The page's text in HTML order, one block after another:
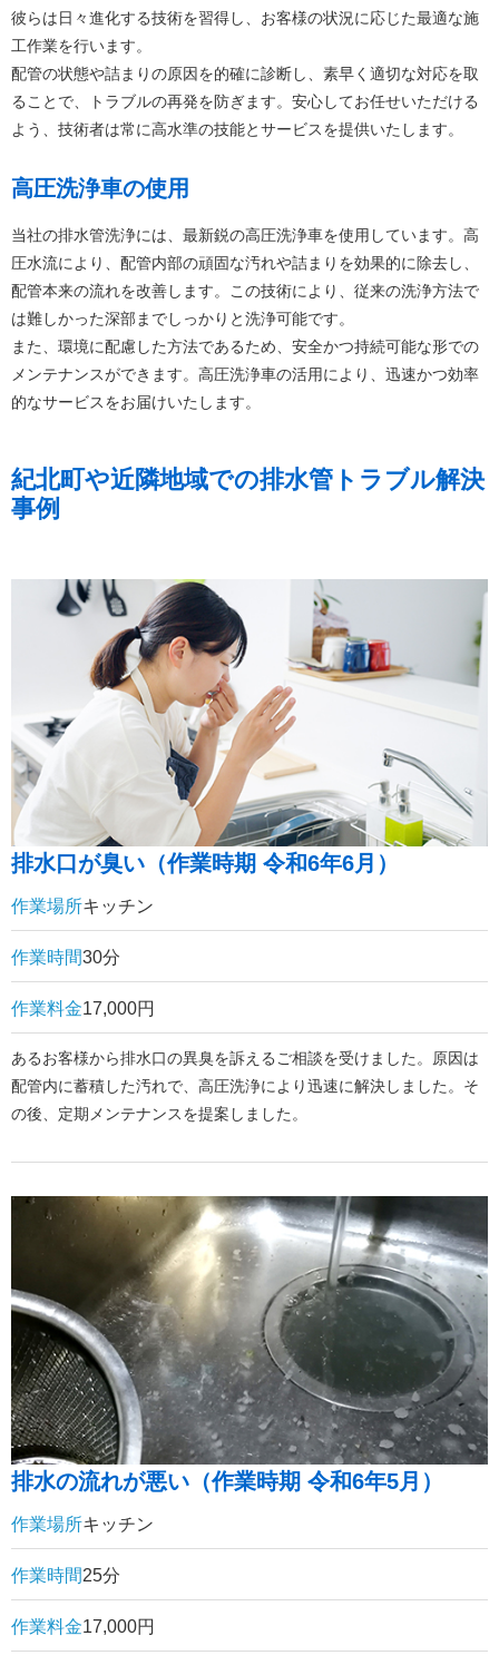
彼らは日々進化する技術を習得し、お客様の状況に応じた最適な施
工作業を行います。
配管の状態や詰まりの原因を的確に診断し、素早く適切な対応を取
ることで、トラブルの再発を防ぎます。安心してお任せいただける
よう、技術者は常に高水準の技能とサービスを提供いたします。
高圧洗浄車の使用
当社の排水管洗浄には、最新鋭の高圧洗浄車を使用しています。高
圧水流により、配管内部の頑固な汚れや詰まりを効果的に除去し、
配管本来の流れを改善します。この技術により、従来の洗浄方法で
は難しかった深部までしっかりと洗浄可能です。
また、環境に配慮した方法であるため、安全かつ持続可能な形での
メンテナンスができます。高圧洗浄車の活用により、迅速かつ効率
的なサービスをお届けいたします。
紀北町や近隣地域での排水管トラブル解決
事例
排水口が臭い（作業時期 令和6年6月）
作業場所キッチン
作業時間30分
作業料金17,000円
あるお客様から排水口の異臭を訴えるご相談を受けました。原因は
配管内に蓄積した汚れで、高圧洗浄により迅速に解決しました。そ
の後、定期メンテナンスを提案しました。
排水の流れが悪い（作業時期 令和6年5月）
作業場所キッチン
作業時間25分
作業料金17,000円